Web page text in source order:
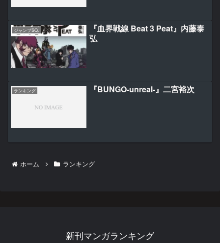
ジャンプSQ.
『血界戦線 Beat 3 Peat』内藤泰
弘
ランキング 『BUNGO-unreal-』二宮裕次
ホーム ランキング
新刊マンガランキング